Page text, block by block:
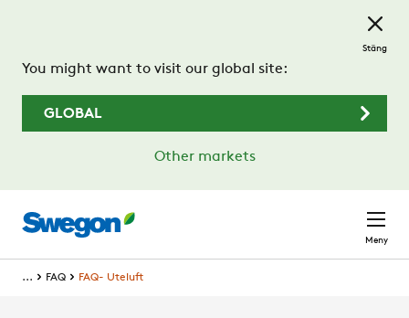
You might want to visit our global site:
GLOBAL
Other markets
Stäng
Meny
... FAQ FAQ- Uteluft